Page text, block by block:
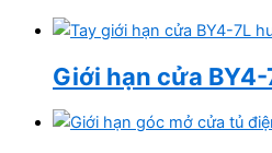
Giới hạn cửa